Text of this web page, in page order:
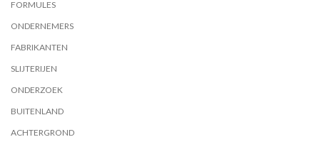
FORMULES
ONDERNEMERS
FABRIKANTEN
SLIJTERIJEN
ONDERZOEK
BUITENLAND
ACHTERGROND